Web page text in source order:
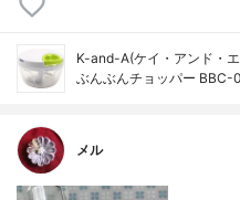
K-and-A(ケイ・アンド・
ぶんぶんチョッパー BBC-
メル